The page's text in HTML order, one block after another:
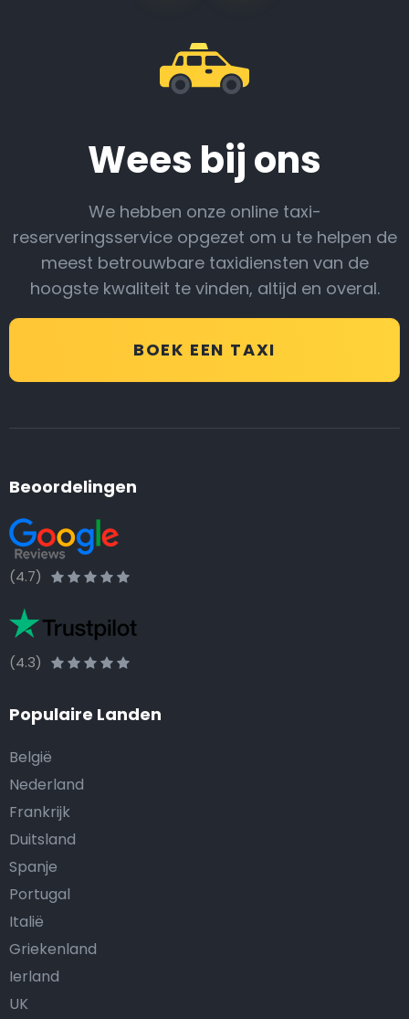
Wees bij ons
We hebben onze online taxi-
reserveringsservice opgezet om u te helpen de
meest betrouwbare taxidiensten van de
hoogste kwaliteit te vinden, altijd en overal.
BOEK EEN TAXI
Beoordelingen
(4.7)
(4.3)
Populaire Landen
België
Nederland
Frankrijk
Duitsland
Spanje
Portugal
Italië
Griekenland
Ierland
UK